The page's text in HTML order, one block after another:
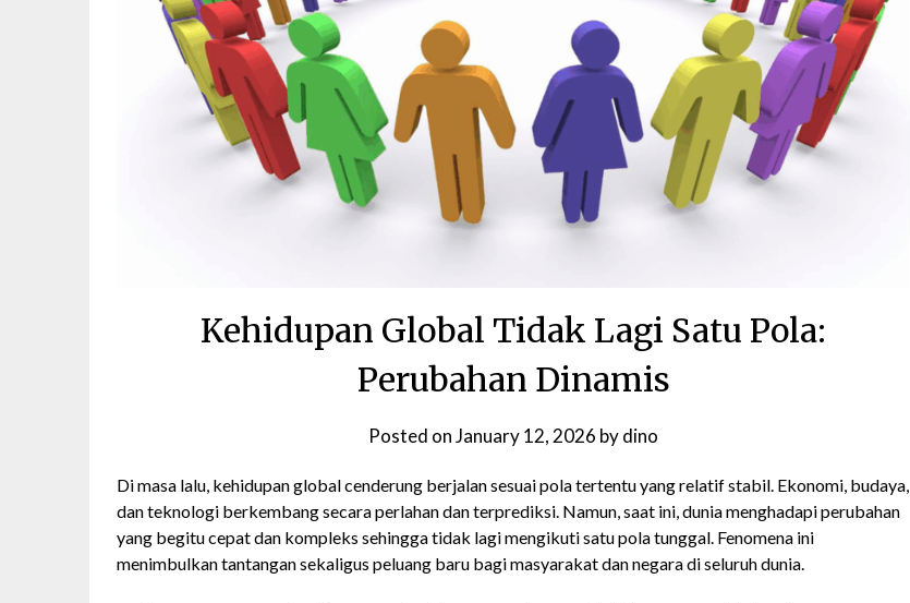
Kehidupan Global Tidak Lagi Satu Pola:
Perubahan Dinamis
Posted onJanuary 12, 2026 bydino
Di masa lalu, kehidupan global cenderung berjalan sesuai pola tertentu yang relatif stabil. Ekonomi, budaya,
dan teknologi berkembang secara perlahan dan terprediksi. Namun, saat ini, dunia menghadapi perubahan
yang begitu cepat dan kompleks sehingga tidak lagi mengikuti satu pola tunggal. Fenomena ini
menimbulkan tantangan sekaligus peluang baru bagi masyarakat dan negara di seluruh dunia.